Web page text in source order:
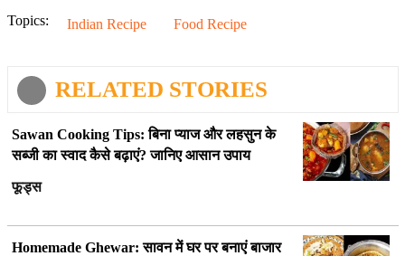
Topics: Indian Recipe Food Recipe
RELATED STORIES
Sawan Cooking Tips: बिना प्याज और लहसुन के
सब्जी का स्वाद कैसे बढ़ाएं? जानिए आसान उपाय
फूड्स
Homemade Ghewar: सावन में घर पर बनाएं बाजार